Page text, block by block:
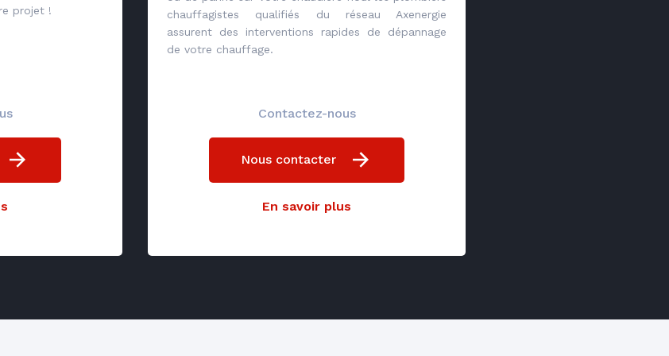
projet !
chauffagistes qualifiés du réseau Axenergie
assurent des interventions rapides de dépannage
de votre chauffage.
Contactez-nous
Nous contacter
En savoir plus